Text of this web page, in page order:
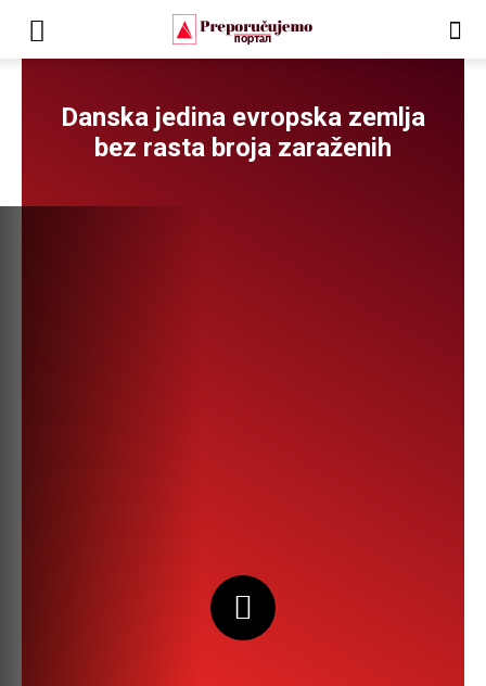
Danska jedina evropska zemlja
bez rasta broja zaraženih